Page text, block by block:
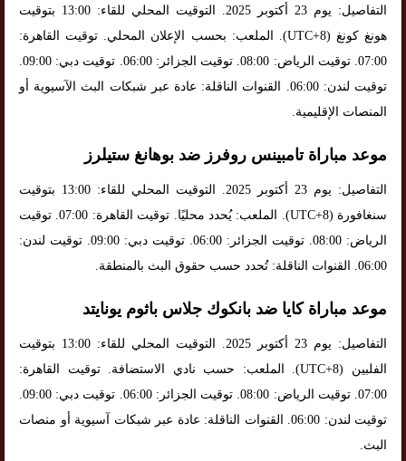
التفاصيل: يوم 23 أكتوبر 2025. التوقيت المحلي للقاء: 13:00 بتوقيت
هونغ كونغ (UTC+8). الملعب: بحسب الإعلان المحلي. توقيت القاهرة:
07:00. توقيت الرياض: 08:00. توقيت الجزائر: 06:00. توقيت دبي: 09:00.
توقيت لندن: 06:00. القنوات الناقلة: عادة عبر شبكات البث الآسيوية أو
المنصات الإقليمية.
موعد مباراة تامبينس روفرز ضد بوهانغ ستيلرز
التفاصيل: يوم 23 أكتوبر 2025. التوقيت المحلي للقاء: 13:00 بتوقيت
سنغافورة (UTC+8). الملعب: يُحدد محليًا. توقيت القاهرة: 07:00. توقيت
الرياض: 08:00. توقيت الجزائر: 06:00. توقيت دبي: 09:00. توقيت لندن:
06:00. القنوات الناقلة: تُحدد حسب حقوق البث بالمنطقة.
موعد مباراة كايا ضد بانكوك جلاس باثوم يونايتد
التفاصيل: يوم 23 أكتوبر 2025. التوقيت المحلي للقاء: 13:00 بتوقيت
الفلبين (UTC+8). الملعب: حسب نادي الاستضافة. توقيت القاهرة:
07:00. توقيت الرياض: 08:00. توقيت الجزائر: 06:00. توقيت دبي: 09:00.
توقيت لندن: 06:00. القنوات الناقلة: عادة عبر شبكات آسيوية أو منصات
البث.